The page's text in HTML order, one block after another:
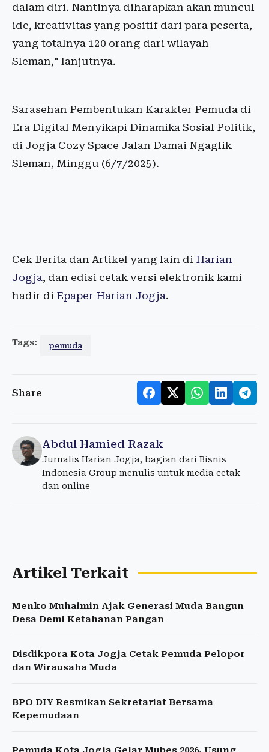
dalam diri. Nantinya diharapkan akan muncul
ide, kreativitas yang positif dari para peserta,
yang totalnya 120 orang dari wilayah
Sleman," lanjutnya.
Sarasehan Pembentukan Karakter Pemuda di
Era Digital Menyikapi Dinamika Sosial Politik,
di Jogja Cozy Space Jalan Damai Ngaglik
Sleman, Minggu (6/7/2025).
Cek Berita dan Artikel yang lain di Harian
Jogja, dan edisi cetak versi elektronik kami
hadir di Epaper Harian Jogja.
Tags: pemuda
Share
Abdul Hamied Razak
Jurnalis Harian Jogja, bagian dari Bisnis
Indonesia Group menulis untuk media cetak
dan online
Artikel Terkait
Menko Muhaimin Ajak Generasi Muda Bangun
Desa Demi Ketahanan Pangan
Disdikpora Kota Jogja Cetak Pemuda Pelopor
dan Wirausaha Muda
BPO DIY Resmikan Sekretariat Bersama
Kepemudaan